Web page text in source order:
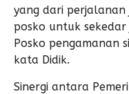
yang dari
posko untuk
Posko pengamanan
kata Didik.
Sinergi antara